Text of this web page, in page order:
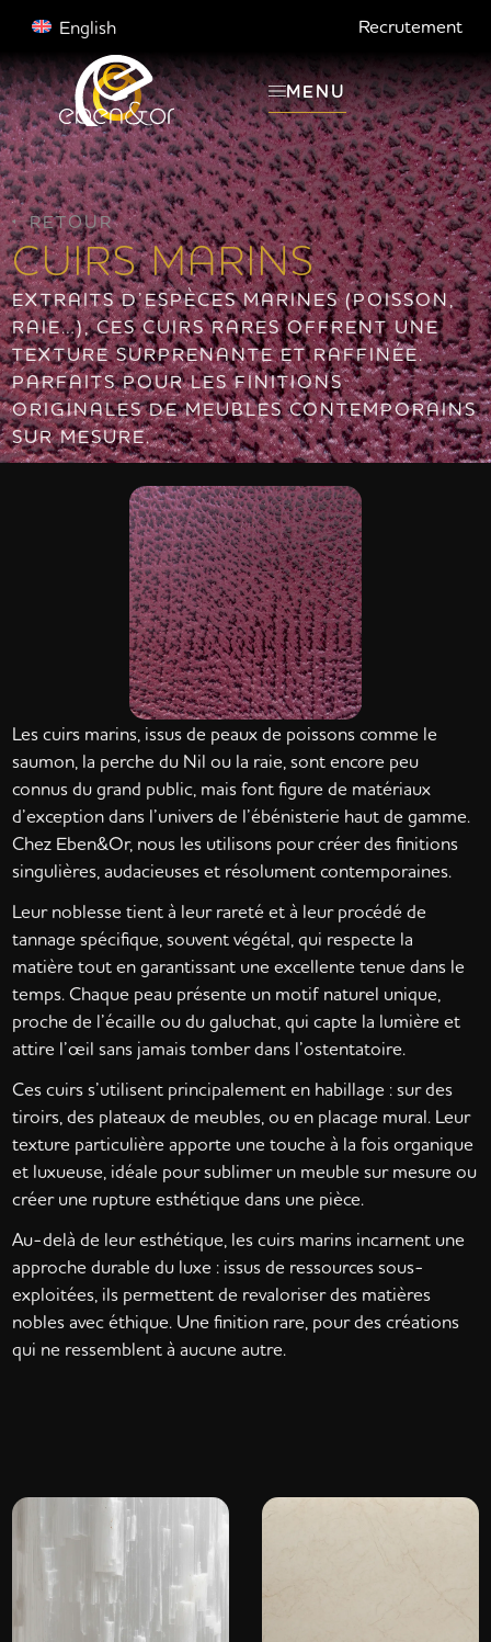
Recrutement
English
MENU
RETOUR
CUIRS MARINS
EXTRAITS D’ESPÈCES MARINES (POISSON,
RAIE…), CES CUIRS RARES OFFRENT UNE
TEXTURE SURPRENANTE ET RAFFINÉE.
PARFAITS POUR LES FINITIONS
ORIGINALES DE MEUBLES CONTEMPORAINS
SUR MESURE.
Les cuirs marins, issus de peaux de poissons comme le
saumon, la perche du Nil ou la raie, sont encore peu
connus du grand public, mais font figure de matériaux
d’exception dans l’univers de l’ébénisterie haut de gamme.
Chez Eben&Or, nous les utilisons pour créer des finitions
singulières, audacieuses et résolument contemporaines.
Leur noblesse tient à leur rareté et à leur procédé de
tannage spécifique, souvent végétal, qui respecte la
matière tout en garantissant une excellente tenue dans le
temps. Chaque peau présente un motif naturel unique,
proche de l’écaille ou du galuchat, qui capte la lumière et
attire l’œil sans jamais tomber dans l’ostentatoire.
Ces cuirs s’utilisent principalement en habillage : sur des
tiroirs, des plateaux de meubles, ou en placage mural. Leur
texture particulière apporte une touche à la fois organique
et luxueuse, idéale pour sublimer un meuble sur mesure ou
créer une rupture esthétique dans une pièce.
Au-delà de leur esthétique, les cuirs marins incarnent une
approche durable du luxe : issus de ressources sous-
exploitées, ils permettent de revaloriser des matières
nobles avec éthique. Une finition rare, pour des créations
qui ne ressemblent à aucune autre.